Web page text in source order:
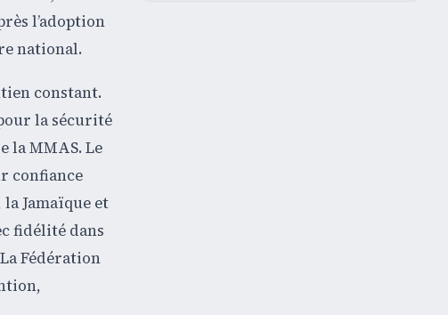
l’adoption
national.
constant.
la sécurité
la MMAS. Le
confiance
Jamaïque et
fidélité dans
Fédération